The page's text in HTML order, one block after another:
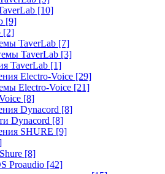
[10]
[9]
[2]
TaverLab [7]
TaverLab [3]
TaverLab [1]
Electro-Voice [29]
Electro-Voice [21]
[8]
Dynacord [8]
Dynacord [8]
SHURE [9]
[8]
Proaudio [42]